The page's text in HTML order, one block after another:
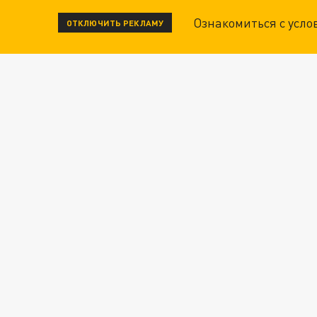
ОТКЛЮЧИТЬ РЕКЛАМУ Ознакомиться с